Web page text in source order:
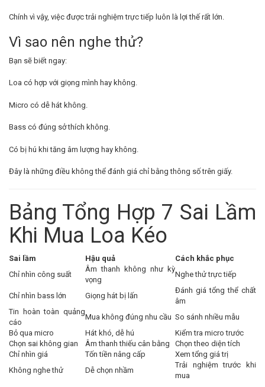
Chính vì vậy, việc được trải nghiệm trực tiếp luôn là lợi thế rất lớn.
Vì sao nên nghe thử?
Bạn sẽ biết ngay:
Loa có hợp với giọng mình hay không.
Micro có dễ hát không.
Bass có đúng sở thích không.
Có bị hú khi tăng âm lượng hay không.
Đây là những điều không thể đánh giá chỉ bằng thông số trên giấy.
Bảng Tổng Hợp 7 Sai Lầm
Khi Mua Loa Kéo
Sai lầm Hậu quả
Cách khắc phục
Chỉ nhìn công suất
Âm thanh không như kỳ
vọng
Nghe thử trực tiếp
Chỉ nhìn bass lớn Giọng hát bị lấn
Đánh giá tổng thể chất
âm
Tin hoàn toàn quảng
cáo
Mua không đúng nhu cầu So sánh nhiều mẫu
Bỏ qua micro
Hát khó, dễ hú
Kiểm tra micro trước
Chọn sai không gian
Âm thanh thiếu cân bằng
Chọn theo diện tích
Chỉ nhìn giá
Tốn tiền nâng cấp
Xem tổng giá trị
Không nghe thử
Dễ chọn nhầm
Trải nghiệm trước khi
mua